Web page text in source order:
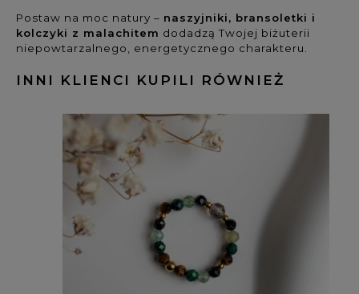
Postaw na moc natury – naszyjniki, bransoletki i
kolczyki z malachitem dodadzą Twojej biżuterii
niepowtarzalnego, energetycznego charakteru.
INNI KLIENCI KUPILI RÓWNIEŻ